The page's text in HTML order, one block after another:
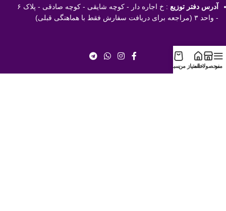
آدرس دفتر توزیع
: خ اجاره دار - کوچه شایقی - کوچه صادقی - پلاک ۶
- واحد ۳ (مراجعه برای دریافت سفارش فقط با هماهنگی قبلی)
منو
محصولات
خانهامتیاز منسبد